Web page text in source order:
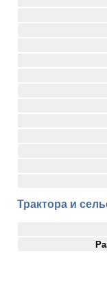
Трактора и